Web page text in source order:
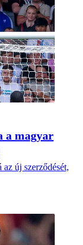
a magyar
új szerződését,